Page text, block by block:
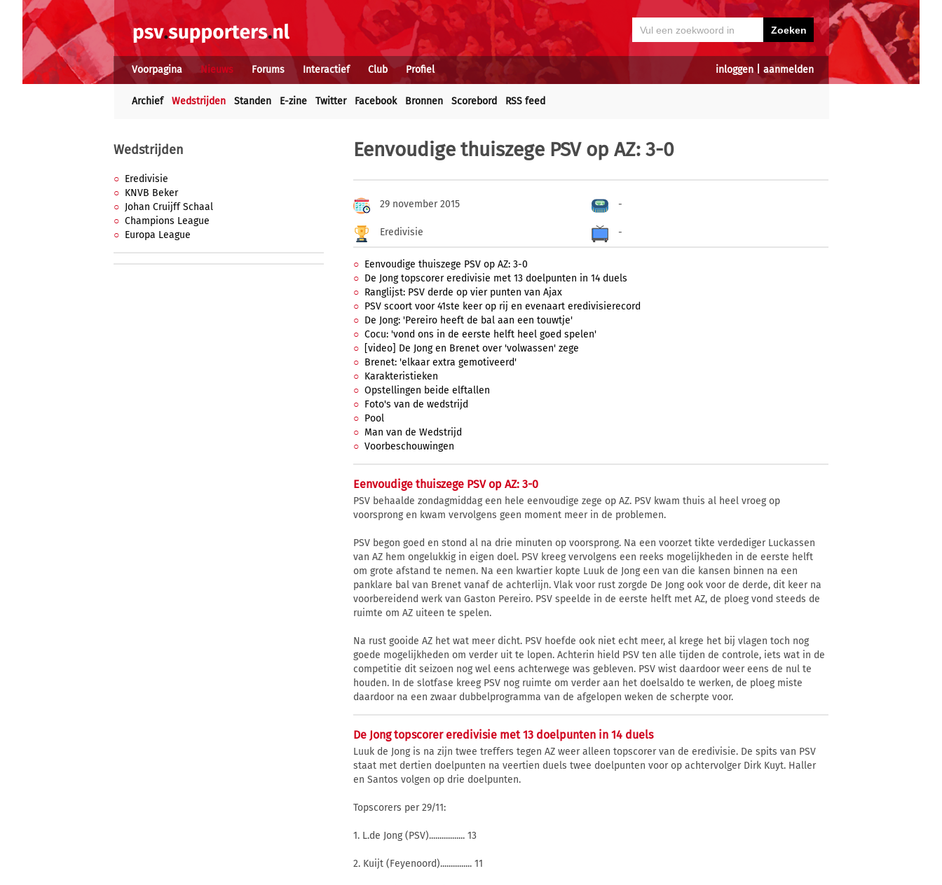
inloggen| aanmelden
Voorpagina Nieuws Forums Interactief Club Profiel
Archief Wedstrijden Standen E-zine Twitter Facebook Bronnen Scorebord RSS feed
Wedstrijden
Eredivisie
KNVB Beker
Johan Cruijff Schaal
Champions League
Europa League
Eenvoudige thuiszege PSV op AZ: 3-0
29 november 2015 -
Eredivisie -
Eenvoudige thuiszege PSV op AZ: 3-0
De Jong topscorer eredivisie met 13 doelpunten in 14 duels
Ranglijst: PSV derde op vier punten van Ajax
PSV scoort voor 41ste keer op rij en evenaart eredivisierecord
De Jong: 'Pereiro heeft de bal aan een touwtje'
Cocu: 'vond ons in de eerste helft heel goed spelen'
[video] De Jong en Brenet over 'volwassen' zege
Brenet: 'elkaar extra gemotiveerd'
Karakteristieken
Opstellingen beide elftallen
Foto's van de wedstrijd
Pool
Man van de Wedstrijd
Voorbeschouwingen
Eenvoudige thuiszege PSV op AZ: 3-0
PSV behaalde zondagmiddag een hele eenvoudige zege op AZ. PSV kwam thuis al heel vroeg op
voorsprong en kwam vervolgens geen moment meer in de problemen.
PSV begon goed en stond al na drie minuten op voorsprong. Na een voorzet tikte verdediger Luckassen
van AZ hem ongelukkig in eigen doel. PSV kreeg vervolgens een reeks mogelijkheden in de eerste helft
om grote afstand te nemen. Na een kwartier kopte Luuk de Jong een van die kansen binnen na een
panklare bal van Brenet vanaf de achterlijn. Vlak voor rust zorgde De Jong ook voor de derde, dit keer na
voorbereidend werk van Gaston Pereiro. PSV speelde in de eerste helft met AZ, de ploeg vond steeds de
ruimte om AZ uiteen te spelen.
Na rust gooide AZ het wat meer dicht. PSV hoefde ook niet echt meer, al krege het bij vlagen toch nog
goede mogelijkheden om verder uit te lopen. Achterin hield PSV ten alle tijden de controle, iets wat in de
competitie dit seizoen nog wel eens achterwege was gebleven. PSV wist daardoor weer eens de nul te
houden. In de slotfase kreeg PSV nog ruimte om verder aan het doelsaldo te werken, de ploeg miste
daardoor na een zwaar dubbelprogramma van de afgelopen weken de scherpte voor.
De Jong topscorer eredivisie met 13 doelpunten in 14 duels
Luuk de Jong is na zijn twee treffers tegen AZ weer alleen topscorer van de eredivisie. De spits van PSV
staat met dertien doelpunten na veertien duels twee doelpunten voor op achtervolger Dirk Kuyt. Haller
en Santos volgen op drie doelpunten.
Topscorers per 29/11:
1. L.de Jong (PSV)................. 13
2. Kuijt (Feyenoord)............... 11